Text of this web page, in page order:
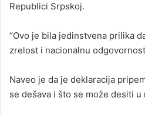
Republici Srpskoj.
“Ovo je bila jedinstvena prilika
zrelost i nacionalnu
Naveo je da je deklaracija
se dešava i što se može desiti